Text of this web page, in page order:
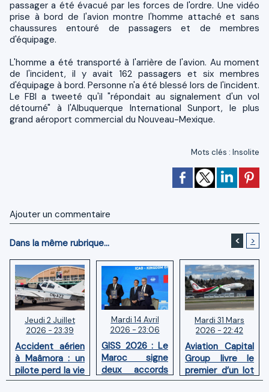
passager a été évacué par les forces de l'ordre. Une vidéo
prise à bord de l'avion montre l'homme attaché et sans
chaussures entouré de passagers et de membres
d'équipage.
L'homme a été transporté à l'arrière de l'avion. Au moment
de l'incident, il y avait 162 passagers et six membres
d'équipage à bord. Personne n'a été blessé lors de l'incident.
Le FBI a tweeté qu'il "répondait au signalement d'un vol
détourné" à l'Albuquerque International Sunport, le plus
grand aéroport commercial du Nouveau-Mexique.
Mots clés : Insolite
Ajouter un commentaire
Dans la même rubrique... < >
Jeudi 2 Juillet
2026 - 23:39
Accident aérien
à Maâmora : un
pilote perd la vie
en combat
Mardi 14 Avril
2026 - 23:06
GISS 2026 : Le
Maroc signe
deux accords
avec l'OACI
Mardi 31 Mars
2026 - 22:42
Aviation Capital
Group livre le
premier d’un lot
de six Boeing